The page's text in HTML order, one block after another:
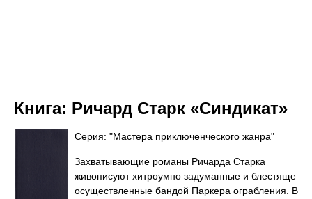
Книга: Ричард Старк «Синдикат»
Серия: "Мастера приключенческого жанра"
Захватывающие романы Ричарда Старка
живописуют хитроумно задуманные и блестяще
осуществленные бандой Паркера ограбления. В